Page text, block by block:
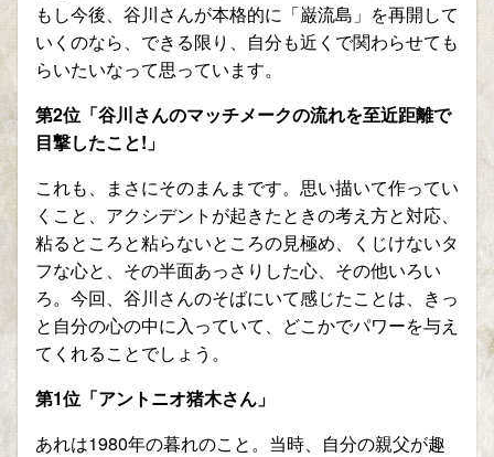
もし今後、谷川さんが本格的に「巌流島」を再開して
いくのなら、できる限り、自分も近くで関わらせても
らいたいなって思っています。
第2位「谷川さんのマッチメークの流れを至近距離で
目撃したこと! 」
これも、まさにそのまんまです。思い描いて作ってい
くこと、アクシデントが起きたときの考え方と対応、
粘るところと粘らないところの見極め、くじけないタ
フな心と、その半面あっさりした心、その他いろい
ろ。今回、谷川さんのそばにいて感じたことは、きっ
と自分の心の中に入っていて、どこかでパワーを与え
てくれることでしょう。
第1位「アントニオ猪木さん」
あれは1980年の暮れのこと。当時、自分の親父が趣